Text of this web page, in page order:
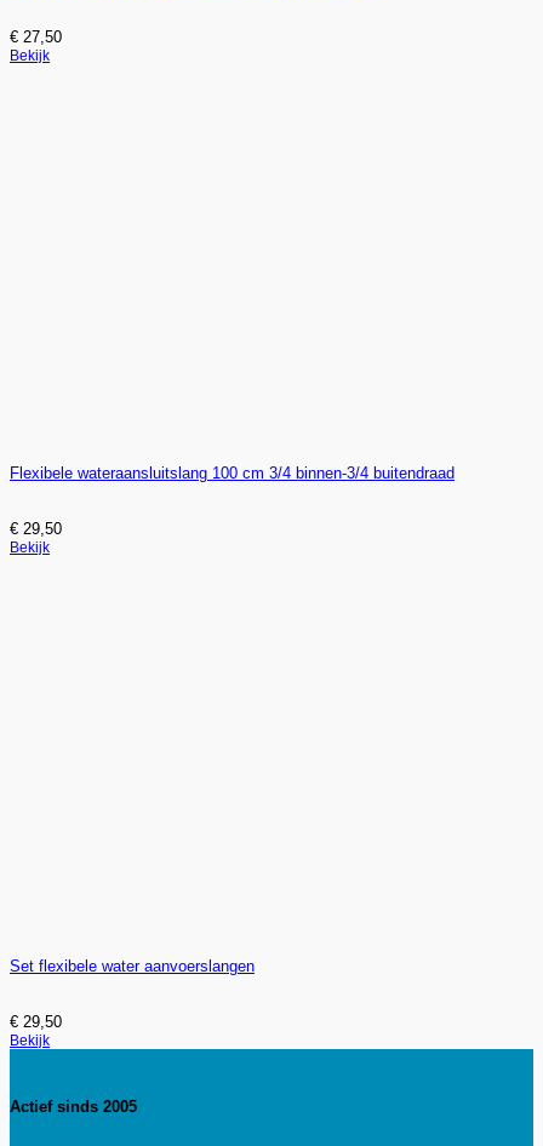
€ 27,50
Bekijk
Flexibele wateraansluitslang 100 cm 3/4 binnen-3/4 buitendraad
€ 29,50
Bekijk
Set flexibele water aanvoerslangen
€ 29,50
Bekijk
Actief sinds 2005